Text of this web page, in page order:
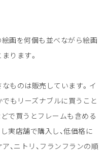
画を何個も並べながら絵画
ります。
ものは販売しています。イ
でもリーズナブルに買うこと
で買うとフレームも含める
実店舗で購入し、低価格に
、ニトリ、フランフランの順